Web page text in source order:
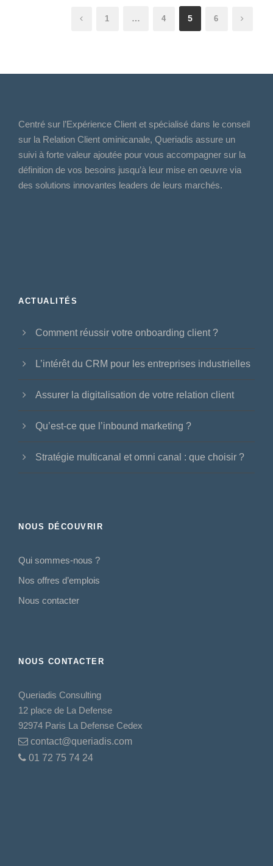
1 … 4 5 6
Centré sur l’Expérience Client et spécialisé dans le conseil
sur la Relation Client ominicanale, Queriadis assure un
suivi à forte valeur ajoutée pour vous accompagner sur la
définition de vos besoins jusqu’à leur mise en oeuvre via
des solutions innovantes leaders de leurs marchés.
ACTUALITÉS
Comment réussir votre onboarding client ?
L’intérêt du CRM pour les entreprises industrielles
Assurer la digitalisation de votre relation client
Qu’est-ce que l’inbound marketing ?
Stratégie multicanal et omni canal : que choisir ?
NOUS DÉCOUVRIR
Qui sommes-nous ?
Nos offres d’emplois
Nous contacter
NOUS CONTACTER
Queriadis Consulting
12 place de La Defense
92974 Paris La Defense Cedex
contact@queriadis.com
01 72 75 74 24